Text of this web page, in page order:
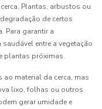
Plantas, arbustos ou
de certos
Para garantir a
entre a vegetação
plantas próximas.
ao material da cerca, mas
lixo, folhas ou outros
gerar umidade e